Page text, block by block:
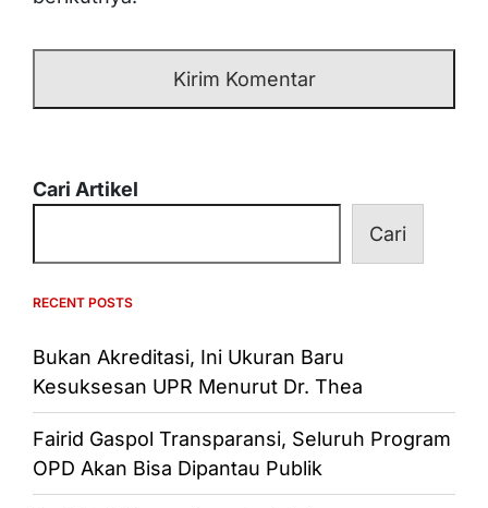
Cari Artikel
Cari
RECENT POSTS
Bukan Akreditasi, Ini Ukuran Baru
Kesuksesan UPR Menurut Dr. Thea
Fairid Gaspol Transparansi, Seluruh Program
OPD Akan Bisa Dipantau Publik